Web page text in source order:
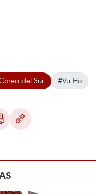
del Sur #Vu Ho